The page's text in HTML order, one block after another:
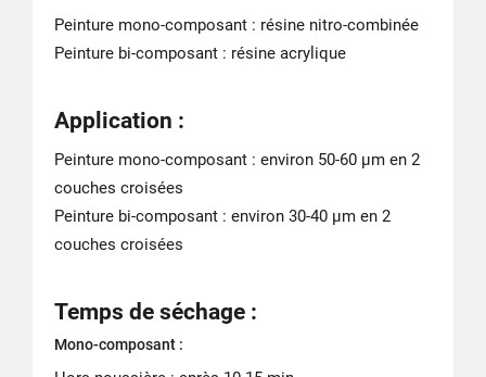
Peinture mono-composant : résine nitro-combinée
Peinture bi-composant : résine acrylique
Application :
Peinture mono-composant : environ 50-60 μm en 2
couches croisées
Peinture bi-composant : environ 30-40 μm en 2
couches croisées
Temps de séchage :
Mono-composant :